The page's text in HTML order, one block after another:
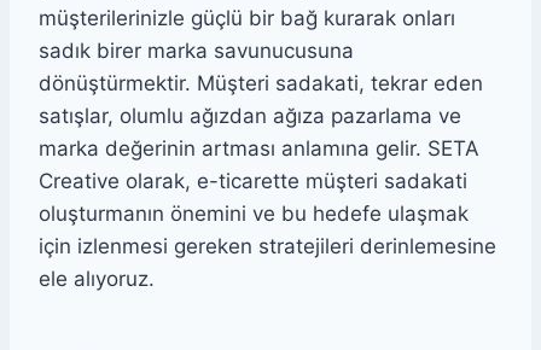
müşterilerinizle güçlü bir bağ kurarak onları
sadık birer marka savunucusuna
dönüştürmektir. Müşteri sadakati, tekrar eden
satışlar, olumlu ağızdan ağıza pazarlama ve
marka değerinin artması anlamına gelir. SETA
Creative olarak, e-ticarette müşteri sadakati
oluşturmanın önemini ve bu hedefe ulaşmak
için izlenmesi gereken stratejileri derinlemesine
ele alıyoruz.